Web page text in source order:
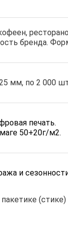
бренда.
мм, по 2 000
печать.
50+20г/м2.
и
(стике)